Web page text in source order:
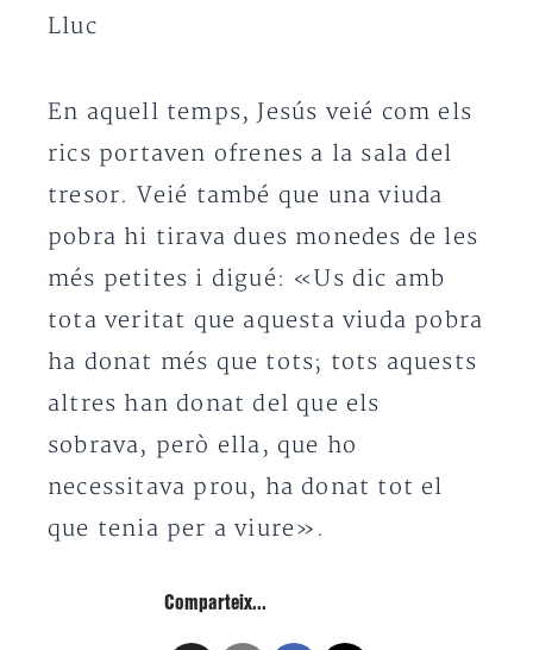
Lluc
En aquell temps, Jesús veié com els
rics portaven ofrenes a la sala del
tresor. Veié també que una viuda
pobra hi tirava dues monedes de les
més petites i digué: «Us dic amb
tota veritat que aquesta viuda pobra
ha donat més que tots; tots aquests
altres han donat del que els
sobrava, però ella, que ho
necessitava prou, ha donat tot el
que tenia per a viure».
Comparteix...